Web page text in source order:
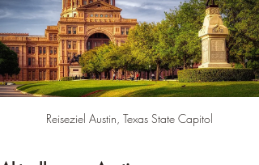
Reiseziel Austin, Texas State Capitol